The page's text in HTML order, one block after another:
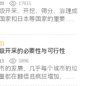
17615
开采、开挖、筛分、治理成
家和日本等国家的重要......
]
开采的必要性与可行性
5896
的发展，几乎每个城市的垃
都在翻倍且疯狂增加，......